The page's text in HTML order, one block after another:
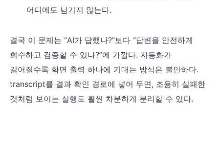
어디에도 남기지 않는다.
결국 이 문제는 “AI가 답했나?”보다 “답변을 안전하게
회수하고 검증할 수 있나?”에 가깝다. 자동화가
길어질수록 화면 출력 하나에 기대는 방식은 불안하다.
transcript를 결과 확인 경로에 넣어 두면, 조용히 실패한
것처럼 보이는 실행도 훨씬 차분하게 분리할 수 있다.